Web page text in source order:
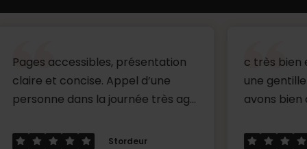
présentation
Appel d’une
dans la journée très ag...
Stordeur
c très bien expliqué
une gentille
avons bien concilier
Mr